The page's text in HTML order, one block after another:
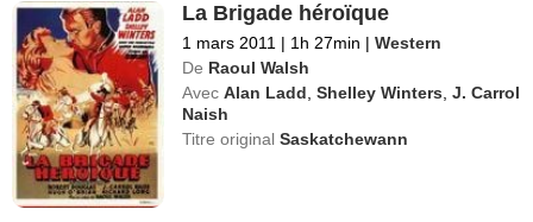
La Brigade héroïque
1 mars 2011 | 1h 27min | Western
De Raoul Walsh
Avec Alan Ladd ,Shelley Winters ,J. Carrol
Naish
Titre originalSaskatchewann